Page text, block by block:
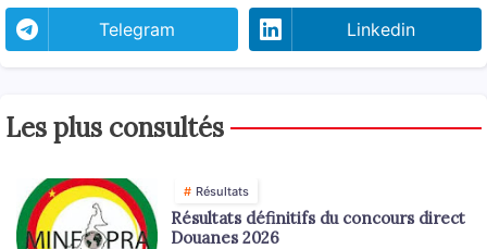
Telegram Linkedin
Les plus consultés
Résultats
Résultats définitifs du concours direct
Douanes 2026